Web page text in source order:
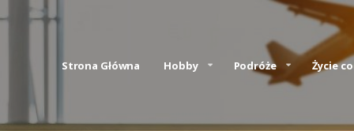
Strona Główna Hobby Podróże Życie